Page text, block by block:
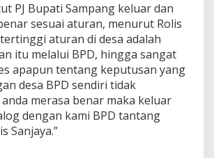
PJ Bupati Sampang keluar dan
sesuai aturan, menurut Rolis
aturan di desa adalah
itu melalui BPD, hingga sangat
apapun tentang keputusan yang
desa BPD sendiri tidak
merasa benar maka keluar
dengan kami BPD tantang
Sanjaya.”